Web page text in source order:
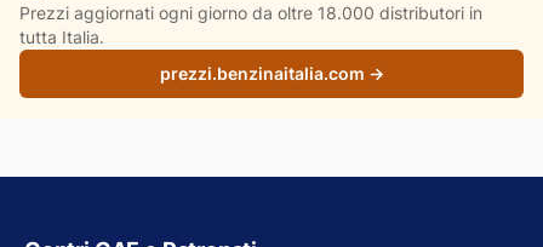
Prezzi aggiornati ogni giorno da oltre 18.000 distributori in
tutta Italia.
prezzi.benzinaitalia.com →